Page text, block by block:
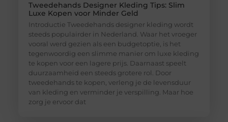
Tweedehands Designer Kleding Tips: Slim
Luxe Kopen voor Minder Geld
Introductie Tweedehands designer kleding wordt
steeds populairder in Nederland. Waar het vroeger
vooral werd gezien als een budgetoptie, is het
tegenwoordig een slimme manier om luxe kleding
te kopen voor een lagere prijs. Daarnaast speelt
duurzaamheid een steeds grotere rol. Door
tweedehands te kopen, verleng je de levensduur
van kleding en verminder je verspilling. Maar hoe
zorg je ervoor dat